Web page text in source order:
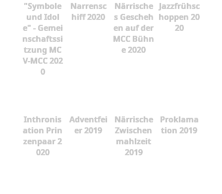
"Symbole
und Idol
e" - Gemei
nschaftssi
tzung MC
V-MCC 202
0
Narrensc
hiff 2020
Närrische
s Gescheh
en auf der
MCC Bühn
e 2020
Jazzfrühsc
hoppen 20
20
Inthronis
ation Prin
zenpaar 2
020
Adventfei
er 2019
Närrische
Zwischen
mahlzeit
2019
Proklama
tion 2019